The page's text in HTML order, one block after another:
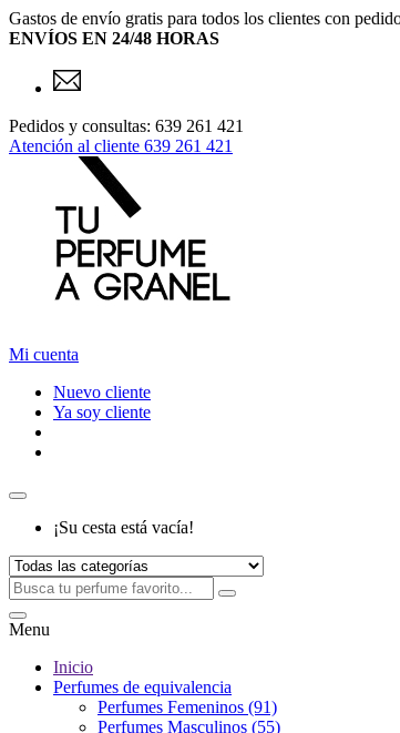
Gastos de envío gratis para todos los clientes con
ENVÍOS EN 24/48 HORAS
Pedidos y consultas: 639 261 421
Atención al cliente 639 261 421
Mi cuenta
Nuevo cliente
Ya soy cliente
¡Su cesta está vacía!
Menu
Inicio
Perfumes de equivalencia
Perfumes Femeninos (91)
Perfumes Masculinos (55)